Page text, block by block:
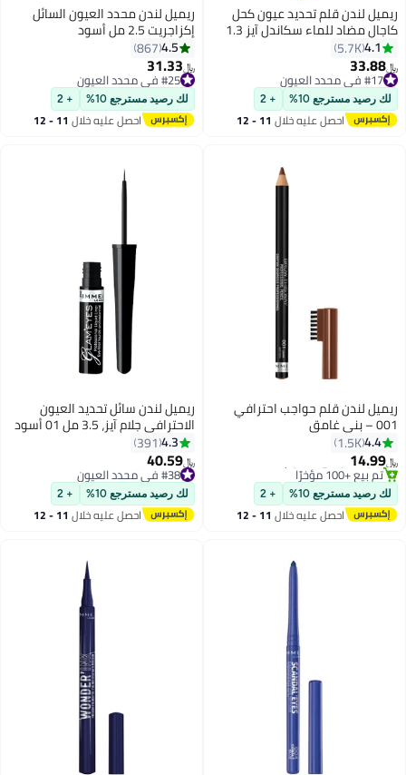
10
ريميل لندن قلم تحديد عيون كحل
كاجال مضاد للماء سكاندل آيز 1.3
جم 05 بيج فاتح4.1
5.7K
﷼‏33.88
#17 في محدد العيون
تم بيع +110 مؤخرًا
#17 في محدد العيون
لك رصيد مسترجع 10% + 2
احصل عليه خلال 11 - 12
ريميل لندن محدد العيون السائل
إكزاجريت 2.5 مل أسود
4.5
867
﷼‏31.33
#25 في محدد العيون
تم بيع +90 مؤخرًا
#25 في محدد العيون
لك رصيد مسترجع 10% + 2
احصل عليه خلال 11 - 12
5
ريميل لندن قلم حواجب احترافي
001 – بني غامق
4.4
1.5K
﷼‏14.99
#24 في محدد العيون
أقل سعر في 30 يوم
تم بيع +100 مؤخرًا
#24 في محدد العيون
لك رصيد مسترجع 10% + 2
احصل عليه خلال 11 - 12
ريميل لندن سائل تحديد العيون
الاحترافي جلام آيز، 3.5 مل 01 أسود
جلامير
4.3
391
﷼‏40.59
#38 في محدد العيون
تم بيع +70 مؤخرًا
#38 في محدد العيون
لك رصيد مسترجع 10% + 2
احصل عليه خلال 11 - 12